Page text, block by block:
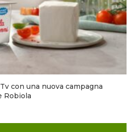
con una nuova campagna
Robiola